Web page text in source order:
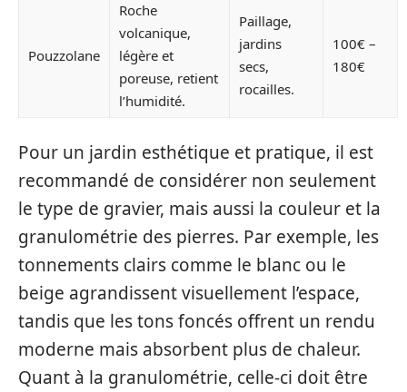
Pouzzolane
Roche
volcanique,
légère et
poreuse, retient
l’humidité.
Paillage,
jardins
secs,
rocailles.
100€ –
180€
Pour un jardin esthétique et pratique, il est
recommandé de considérer non seulement
le type de gravier, mais aussi la couleur et la
granulométrie des pierres. Par exemple, les
tonnements clairs comme le blanc ou le
beige agrandissent visuellement l’espace,
tandis que les tons foncés offrent un rendu
moderne mais absorbent plus de chaleur.
Quant à la granulométrie, celle-ci doit être